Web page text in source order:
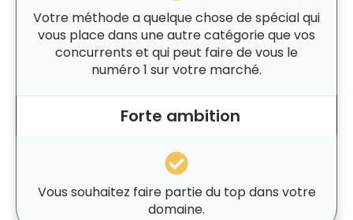
Votre méthode a quelque chose de spécial qui
vous place dans une autre catégorie que vos
concurrents et qui peut faire de vous le
numéro 1 sur votre marché.
Forte ambition
Vous souhaitez faire partie du top dans votre
domaine.